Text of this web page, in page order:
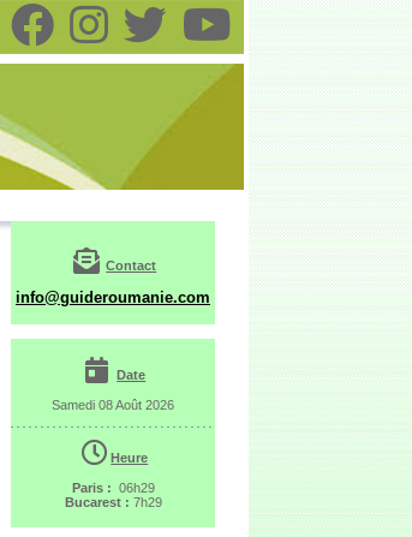
Contact
info@guideroumanie.com
Date
Samedi 08 Août 2026
Heure
Paris : 06h29
Bucarest : 7h29